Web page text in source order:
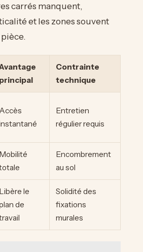
carrés manquent,
et les zones souvent
principal
Contrainte
technique
Accès
Entretien
régulier requis
Mobilité
Encombrement
au sol
Libère le
de
Solidité des
fixations
murales